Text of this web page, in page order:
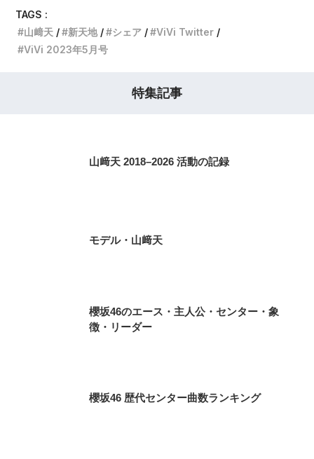
TAGS :
山﨑天
新天地 シェア
ViVi Twitter
ViVi 2023年5月号
特集記事
山﨑天 2018–2026 活動の記録
モデル・山﨑天
櫻坂46のエース・主人公・センター・象
徴・リーダー
櫻坂46 歴代センター曲数ランキング